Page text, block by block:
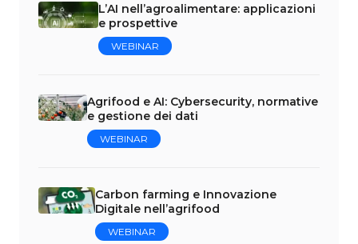
L’AI nell’agroalimentare: applicazioni
e prospettive
WEBINAR
Agrifood e AI: Cybersecurity, normative
e gestione dei dati
WEBINAR
Carbon farming e Innovazione
Digitale nell’agrifood
WEBINAR